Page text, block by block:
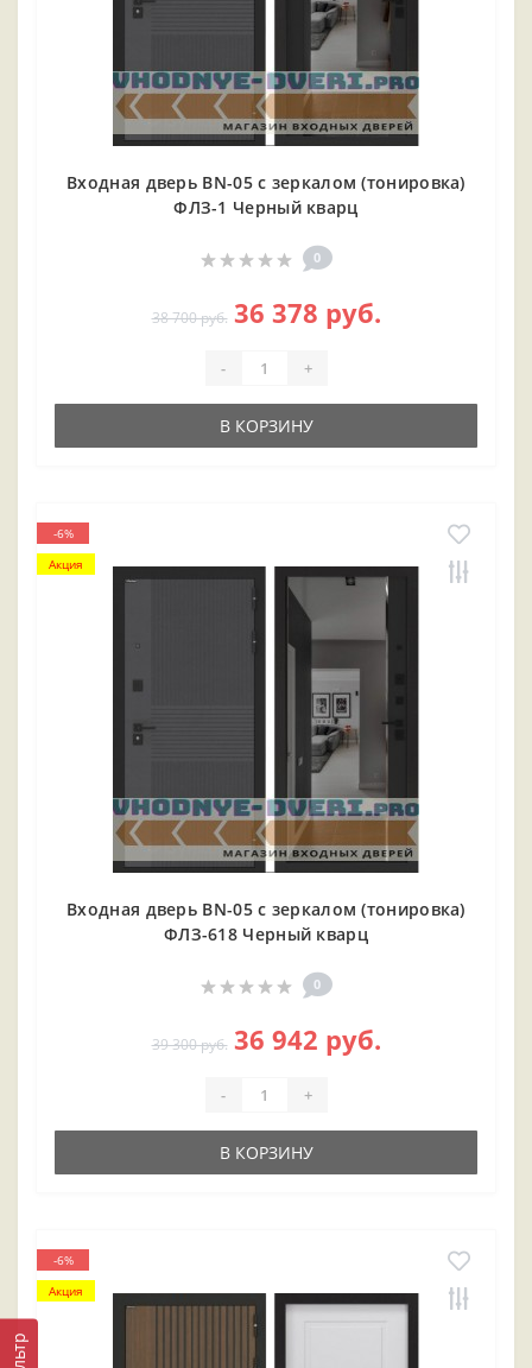
Входная дверь BN-05 с зеркалом (тонировка)
ФЛЗ-1 Черный кварц
0
38 700 руб. 36 378 руб.
- +
В КОРЗИНУ
-6%
Акция
Входная дверь BN-05 с зеркалом (тонировка)
ФЛЗ-618 Черный кварц
0
39 300 руб. 36 942 руб.
- +
В КОРЗИНУ
-6%
Акция